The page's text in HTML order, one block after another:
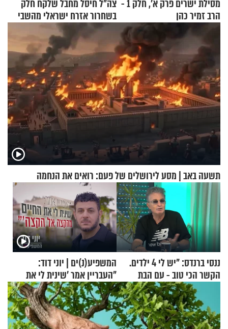
מסילת ישרים פרק א’, חלק 1 -
הרב זמיר כהן
צה"ל חיסל מחבל שלקח חלק
בשחרור אזרח ישראלי מהשבי
תשעה באב | מסע לירושלים של פעם: רואים את הנחמה
ננסי ברנדס: "יש לי 4 ילדים.
הקשר הכי טוב - עם הבת
החרדית"
המשפיע(נ)ים | יוני דוד:
"העבריין אמר 'שינית לי את
החיים מהקצה אל הקצה'"